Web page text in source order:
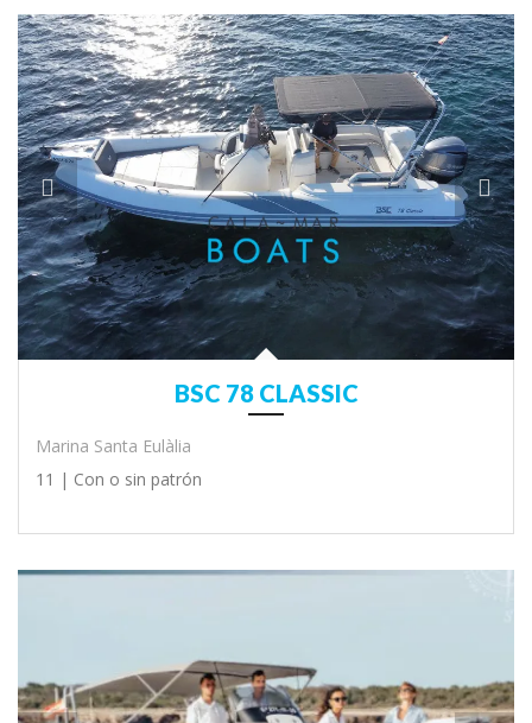
BSC 78 CLASSIC
Marina Santa Eulàlia
11 | Con o sin patrón